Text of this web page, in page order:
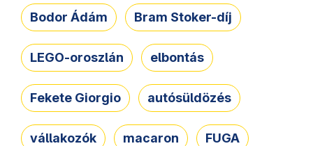
Bodor Ádám Bram Stoker-díj
LEGO-oroszlán elbontás
Fekete Giorgio autósüldözés
vállakozók macaron FUGA